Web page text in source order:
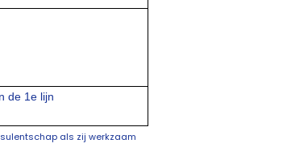
de 1e lijn
als zij werkzaam